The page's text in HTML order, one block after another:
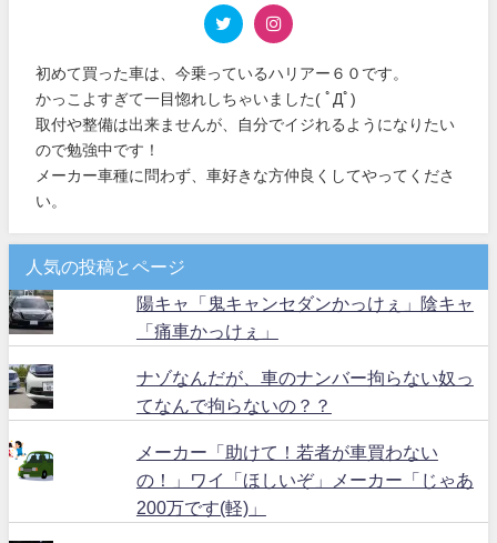
初めて買った車は、今乗っているハリアー６０です。
かっこよすぎて一目惚れしちゃいました( ﾟДﾟ)
取付や整備は出来ませんが、自分でイジれるようになりたい
ので勉強中です！
メーカー車種に問わず、車好きな方仲良くしてやってくださ
い。
人気の投稿とページ
陽キャ「鬼キャンセダンかっけぇ」陰キャ
「痛車かっけぇ」
ナゾなんだが、車のナンバー拘らない奴っ
てなんで拘らないの？？
メーカー「助けて！若者が車買わない
の！」ワイ「ほしいぞ」メーカー「じゃあ
200万です(軽)」